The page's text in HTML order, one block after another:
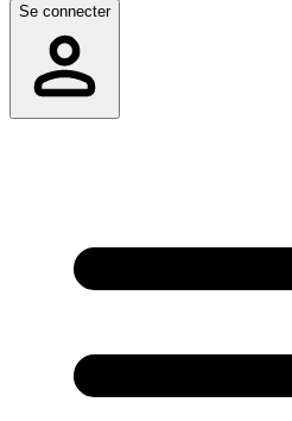
Se connecter